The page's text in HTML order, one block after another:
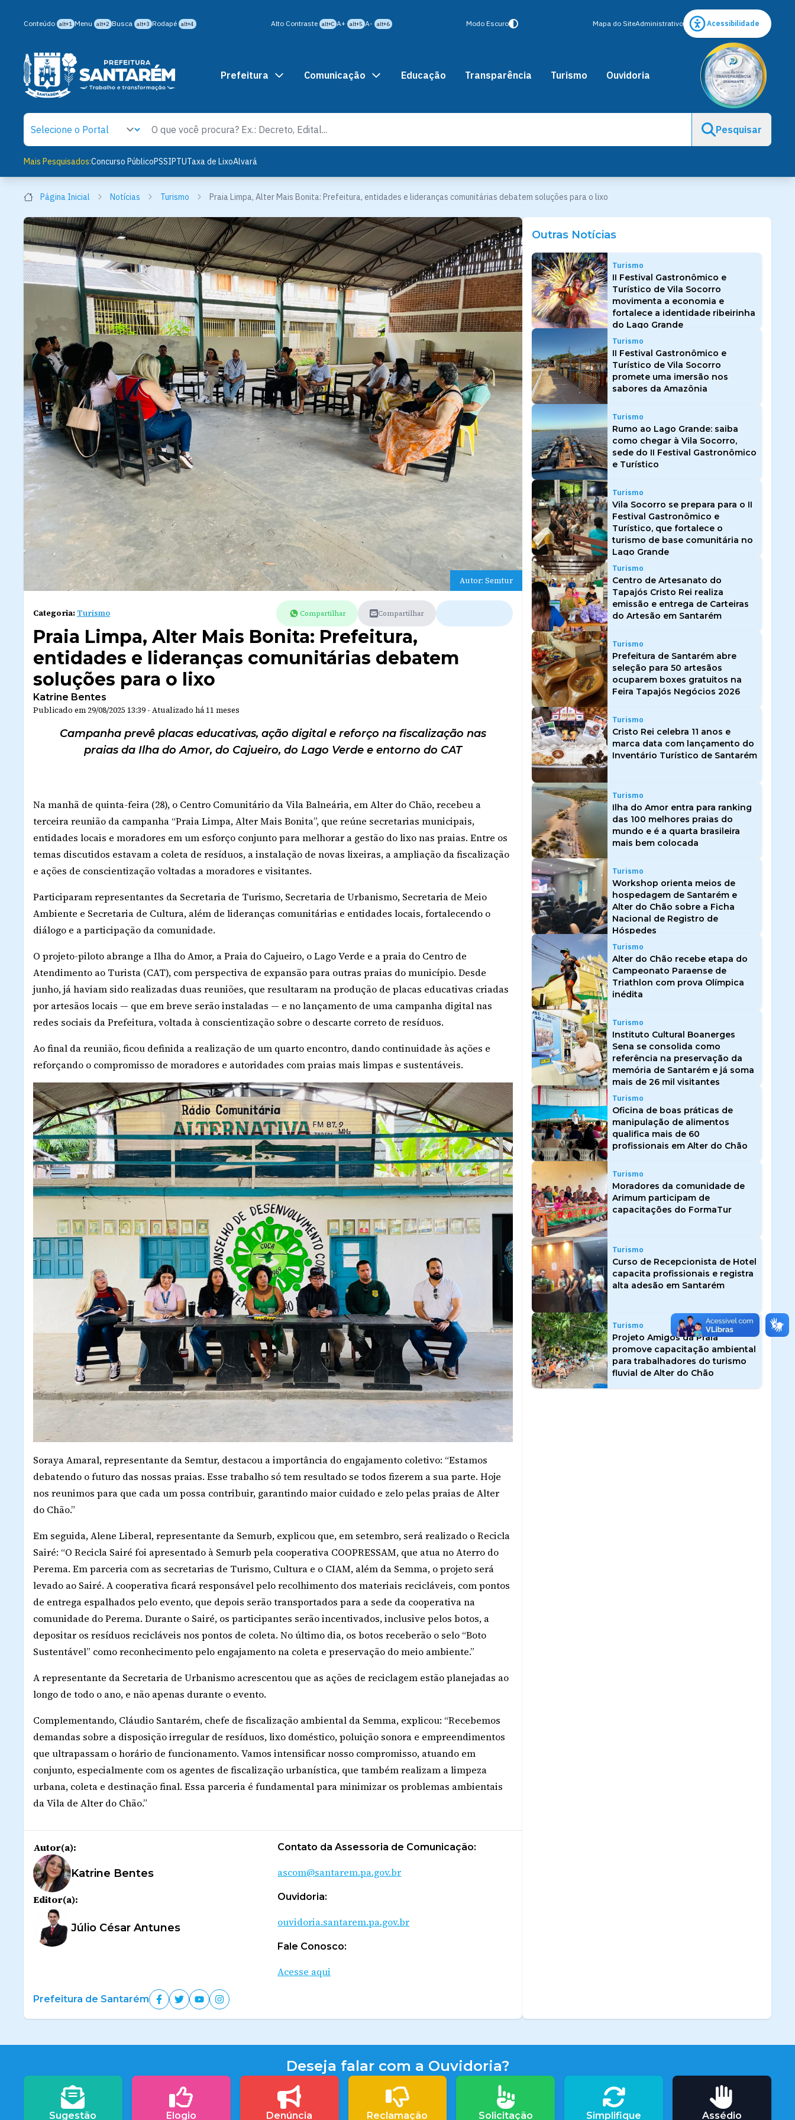
Conteúdo alt+1 Menu alt+2 Busca alt+3 Rodapé alt+4 Alto Contraste alt+C A+ alt+5 A- alt+6 Modo Escuro Mapa do SiteAdministrativo Acessibilidade
Prefeitura Comunicação Educação Transparência Turismo Ouvidoria
Pesquisar
Mais Pesquisados:Concurso PúblicoPSSIPTUTaxa de LixoAlvará
Página Inicial Notícias Turismo Praia Limpa, Alter Mais Bonita: Prefeitura, entidades e lideranças comunitárias debatem soluções para o lixo
Autor: Semtur
Categoria: Turismo Compartilhar Compartilhar
Praia Limpa, Alter Mais Bonita: Prefeitura,
entidades e lideranças comunitárias debatem
soluções para o lixo
Katrine Bentes
Publicado em 29/08/2025 13:39 - Atualizado há 11 meses
Campanha prevê placas educativas, ação digital e reforço na fiscalização nas
praias da Ilha do Amor, do Cajueiro, do Lago Verde e entorno do CAT
Na manhã de quinta-feira (28), o Centro Comunitário da Vila Balneária, em Alter do Chão, recebeu a
terceira reunião da campanha “Praia Limpa, Alter Mais Bonita”, que reúne secretarias municipais,
entidades locais e moradores em um esforço conjunto para melhorar a gestão do lixo nas praias. Entre os
temas discutidos estavam a coleta de resíduos, a instalação de novas lixeiras, a ampliação da fiscalização
e ações de conscientização voltadas a moradores e visitantes.
Participaram representantes da Secretaria de Turismo, Secretaria de Urbanismo, Secretaria de Meio
Ambiente e Secretaria de Cultura, além de lideranças comunitárias e entidades locais, fortalecendo o
diálogo e a participação da comunidade.
O projeto-piloto abrange a Ilha do Amor, a Praia do Cajueiro, o Lago Verde e a praia do Centro de
Atendimento ao Turista (CAT), com perspectiva de expansão para outras praias do município. Desde
junho, já haviam sido realizadas duas reuniões, que resultaram na produção de placas educativas criadas
por artesãos locais — que em breve serão instaladas — e no lançamento de uma campanha digital nas
redes sociais da Prefeitura, voltada à conscientização sobre o descarte correto de resíduos.
Ao final da reunião, ficou definida a realização de um quarto encontro, dando continuidade às ações e
reforçando o compromisso de moradores e autoridades com praias mais limpas e sustentáveis.
Soraya Amaral, representante da Semtur, destacou a importância do engajamento coletivo: “Estamos
debatendo o futuro das nossas praias. Esse trabalho só tem resultado se todos fizerem a sua parte. Hoje
nos reunimos para que cada um possa contribuir, garantindo maior cuidado e zelo pelas praias de Alter
do Chão.”
Em seguida, Alene Liberal, representante da Semurb, explicou que, em setembro, será realizado o Recicla
Sairé: “O Recicla Sairé foi apresentado à Semurb pela cooperativa COOPRESSAM, que atua no Aterro do
Perema. Em parceria com as secretarias de Turismo, Cultura e o CIAM, além da Semma, o projeto será
levado ao Sairé. A cooperativa ficará responsável pelo recolhimento dos materiais recicláveis, com pontos
de entrega espalhados pelo evento, que depois serão transportados para a sede da cooperativa na
comunidade do Perema. Durante o Sairé, os participantes serão incentivados, inclusive pelos botos, a
depositar os resíduos recicláveis nos pontos de coleta. No último dia, os botos receberão o selo “Boto
Sustentável” como reconhecimento pelo engajamento na coleta e preservação do meio ambiente.”
A representante da Secretaria de Urbanismo acrescentou que as ações de reciclagem estão planejadas ao
longo de todo o ano, e não apenas durante o evento.
Complementando, Cláudio Santarém, chefe de fiscalização ambiental da Semma, explicou: “Recebemos
demandas sobre a disposição irregular de resíduos, lixo doméstico, poluição sonora e empreendimentos
que ultrapassam o horário de funcionamento. Vamos intensificar nosso compromisso, atuando em
conjunto, especialmente com os agentes de fiscalização urbanística, que também realizam a limpeza
urbana, coleta e destinação final. Essa parceria é fundamental para minimizar os problemas ambientais
da Vila de Alter do Chão.”
Autor(a):
Katrine Bentes
Editor(a):
Júlio César Antunes
Contato da Assessoria de Comunicação:
ascom@santarem.pa.gov.br
Ouvidoria:
ouvidoria.santarem.pa.gov.br
Fale Conosco:
Acesse aqui
Prefeitura de Santarém
Outras Notícias
Turismo
II Festival Gastronômico e
Turístico de Vila Socorro
movimenta a economia e
fortalece a identidade ribeirinha
do Lago Grande
Turismo
II Festival Gastronômico e
Turístico de Vila Socorro
promete uma imersão nos
sabores da Amazônia
Turismo
Rumo ao Lago Grande: saiba
como chegar à Vila Socorro,
sede do II Festival Gastronômico
e Turístico
Turismo
Vila Socorro se prepara para o II
Festival Gastronômico e
Turístico, que fortalece o
turismo de base comunitária no
Lago Grande
Turismo
Centro de Artesanato do
Tapajós Cristo Rei realiza
emissão e entrega de Carteiras
do Artesão em Santarém
Turismo
Prefeitura de Santarém abre
seleção para 50 artesãos
ocuparem boxes gratuitos na
Feira Tapajós Negócios 2026
Turismo
Cristo Rei celebra 11 anos e
marca data com lançamento do
Inventário Turístico de Santarém
Turismo
Ilha do Amor entra para ranking
das 100 melhores praias do
mundo e é a quarta brasileira
mais bem colocada
Turismo
Workshop orienta meios de
hospedagem de Santarém e
Alter do Chão sobre a Ficha
Nacional de Registro de
Hóspedes
Turismo
Alter do Chão recebe etapa do
Campeonato Paraense de
Triathlon com prova Olímpica
inédita
Turismo
Instituto Cultural Boanerges
Sena se consolida como
referência na preservação da
memória de Santarém e já soma
mais de 26 mil visitantes
Turismo
Oficina de boas práticas de
manipulação de alimentos
qualifica mais de 60
profissionais em Alter do Chão
Turismo
Moradores da comunidade de
Arimum participam de
capacitações do FormaTur
Turismo
Curso de Recepcionista de Hotel
capacita profissionais e registra
alta adesão em Santarém
Turismo
Projeto Amigos da Praia
promove capacitação ambiental
para trabalhadores do turismo
fluvial de Alter do Chão
Deseja falar com a Ouvidoria?
Sugestão Elogio Denúncia Reclamação Solicitação Simplifique Assédio